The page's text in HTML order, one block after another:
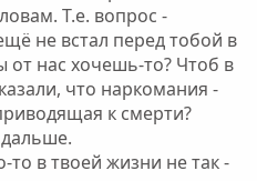
Т.е. вопрос -
не встал перед тобой в
от нас хочешь-то? Чтоб в
что наркомания -
к смерти?
то в твоей жизни не так -